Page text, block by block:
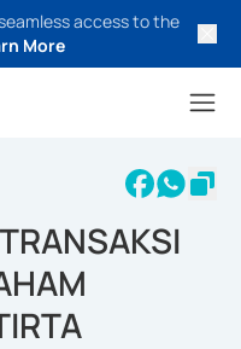
access to the
More